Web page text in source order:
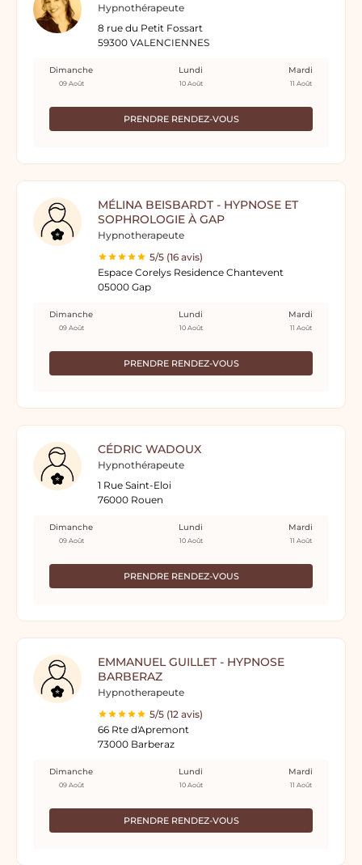
Hypnothérapeute
8 rue du Petit Fossart
59300 VALENCIENNES
PRENDRE RENDEZ-VOUS
Dimanche
09 Août
Lundi
10 Août
Mardi
11 Août
MÉLINA BEISBARDT - HYPNOSE ET
SOPHROLOGIE À GAP
Hypnotherapeute
5/5 (16 avis)
Espace Corelys Residence Chantevent
05000 Gap
PRENDRE RENDEZ-VOUS
Dimanche
09 Août
Lundi
10 Août
Mardi
11 Août
CÉDRIC WADOUX
Hypnothérapeute
1 Rue Saint-Eloi
76000 Rouen
PRENDRE RENDEZ-VOUS
Dimanche
09 Août
Lundi
10 Août
Mardi
11 Août
EMMANUEL GUILLET - HYPNOSE
BARBERAZ
Hypnotherapeute
5/5 (12 avis)
66 Rte d'Apremont
73000 Barberaz
PRENDRE RENDEZ-VOUS
Dimanche
09 Août
Lundi
10 Août
Mardi
11 Août